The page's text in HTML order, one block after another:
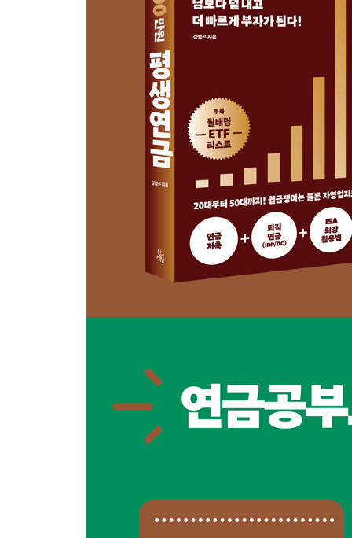
〈Tip〉 미성년자에게 연금저축 만들어주는 법
15 [인출] 1억 연금을 가진 A와 B, 왜 인출잔고가
16 [인출] 백수시절 납입한 연금저축인데 웬 세액
17 [인출] 저율과세 연금소득세로 세금 최소화!
18 [인출] 연금수령연차가 높을수록 연금수령한도
〈Tip〉 알쏭달쏭 연금 인출 총정리
19 [인출] 연금 수령 중 가입자가 사망하면?
〈둘째마당〉 월 300만원 연금 실천법 ② 퇴직연금
퇴직연금 [납입] 단계에서 꼭 알아야할 Q&A
01 [납입] 퇴직금9DC/DB형) 제대로 굴리고 싶다면?
〈Tip〉 DC형 수익 높이려면 증권사 상품 선택할
02 [납입] 납입한도 맞춰서 세액공제 최대로 받는
04 [납입] 인센티브-〉DC형으로 받으면 절세효과
06 [운용] 투자성향에 따라 달라지는 적립식 투자법
07 [운용] 게으른 투자자를 위한 퇴직금 1억 굴리기
08 [운용] 부지런한 투자자를 위한 퇴직금 1억 굴리
08 [운용] 퇴직연금(DC형/IRP)계좌에서 선택할 수
〈Tip〉 IRP로 퇴직금을 받으면 중도 인출이 번거
10 [인출] 2013년 이전 퇴직연금(DB/DC/IRP)가입